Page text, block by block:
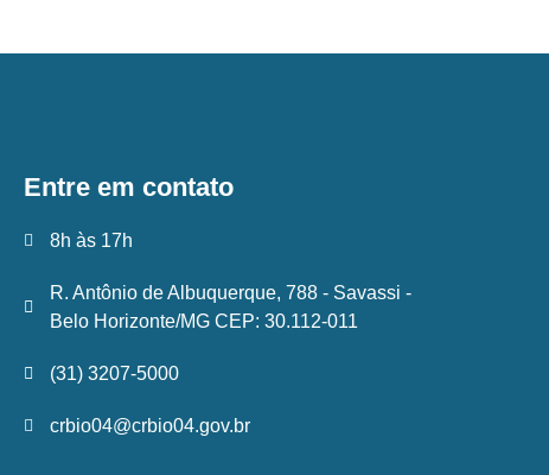
Entre em contato
8h às 17h
R. Antônio de Albuquerque, 788 - Savassi -
Belo Horizonte/MG CEP: 30.112-011
(31) 3207-5000
crbio04@crbio04.gov.br